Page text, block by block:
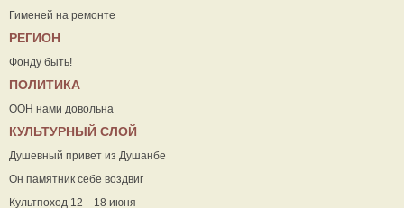
Гименей на ремонте
РЕГИОН
Фонду быть!
ПОЛИТИКА
ООН нами довольна
КУЛЬТУРНЫЙ СЛОЙ
Душевный привет из Душанбе
Он памятник себе воздвиг
Культпоход 12—18 июня